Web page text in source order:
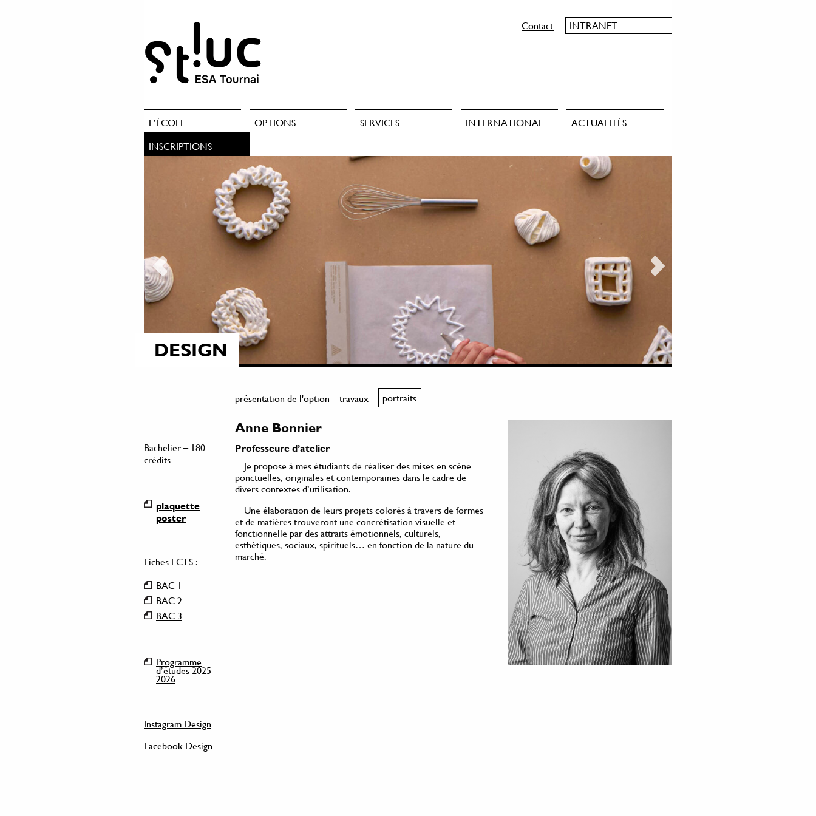
Contact INTRANET
L’ÉCOLE OPTIONS SERVICES INTERNATIONAL
ACTUALITÉS
INSCRIPTIONS
DESIGN
présentation de l'option travaux portraits
Bachelier – 180
crédits
plaquette
poster
Fiches ECTS :
BAC 1
BAC 2
BAC 3
Programme
d’études 2025-
2026
Instagram Design
Facebook Design
Anne Bonnier
Professeure d’atelier
Je propose à mes étudiants de réaliser des mises en scène
ponctuelles, originales et contemporaines dans le cadre de
divers contextes d’utilisation.
Une élaboration de leurs projets colorés à travers de formes
et de matières trouveront une concrétisation visuelle et
fonctionnelle par des attraits émotionnels, culturels,
esthétiques, sociaux, spirituels… en fonction de la nature du
marché.